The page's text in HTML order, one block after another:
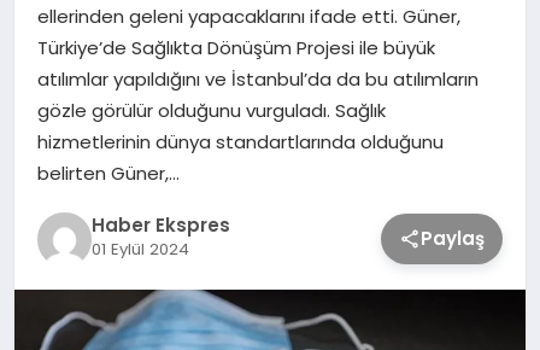
SAĞLIK
MAGAZİN
EĞİTİM
ellerinden geleni yapacaklarını ifade etti. Güner,
Türkiye’de Sağlıkta Dönüşüm Projesi ile büyük
atılımlar yapıldığını ve İstanbul’da da bu atılımların
gözle görülür olduğunu vurguladı. Sağlık
hizmetlerinin dünya standartlarında olduğunu
belirten Güner,…
Haber Ekspres
01 Eylül 2024 Paylaş